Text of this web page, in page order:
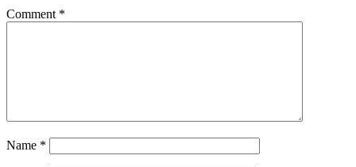
Comment *
Name *